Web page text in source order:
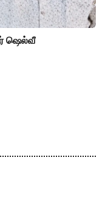
ஷெல்வீ